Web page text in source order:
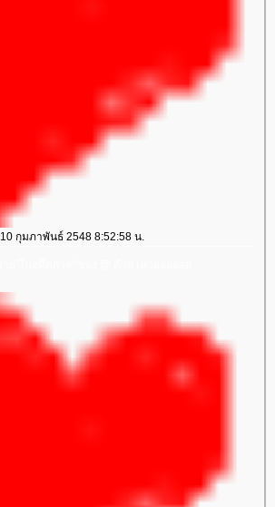
10 กุมภาพันธ์ 2548 8:52:58 น.